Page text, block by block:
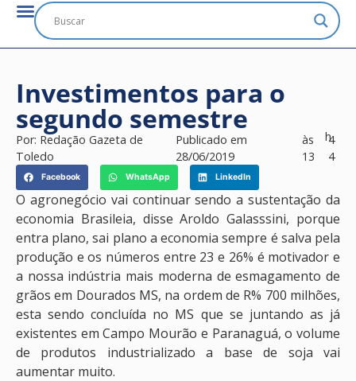
Investimentos para o
segundo semestre
Por: Redação Gazeta de
Toledo
Publicado em
28/06/2019
às
13
h4
4
Facebook WhatsApp LinkedIn
O agronegócio vai continuar sendo a sustentação da
economia Brasileia, disse Aroldo Galasssini, porque
entra plano, sai plano a economia sempre é salva pela
produção e os números entre 23 e 26% é motivador e
a nossa indústria mais moderna de esmagamento de
grãos em Dourados MS, na ordem de R% 700 milhões,
esta sendo concluída no MS que se juntando as já
existentes em Campo Mourão e Paranaguá, o volume
de produtos industrializado a base de soja vai
aumentar muito.